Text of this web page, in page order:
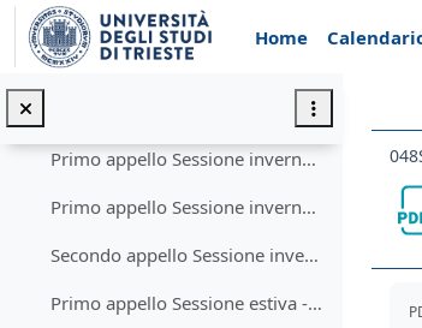
Vai al contenuto principale
Home
Minimizza
Esami 2020-2021
Argomenti per esame orale (2020-2021)
Primo appello Sessione invernale -- Testo (03.02.2021 - mattina)
Primo appello Sessione invernale -- Testo (03.02.2021 - pomeriggio)
Secondo appello Sessione invernale -- Testo (23.02.2021)
Primo appello Sessione estiva -- Testo (25.06.2021)